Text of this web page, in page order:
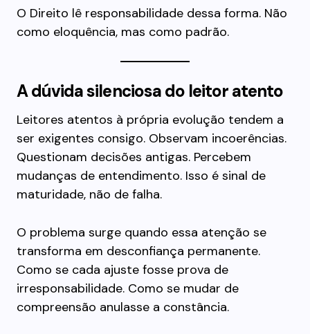
O Direito lê responsabilidade dessa forma. Não
como eloquência, mas como padrão.
A dúvida silenciosa do leitor atento
Leitores atentos à própria evolução tendem a
ser exigentes consigo. Observam incoerências.
Questionam decisões antigas. Percebem
mudanças de entendimento. Isso é sinal de
maturidade, não de falha.
O problema surge quando essa atenção se
transforma em desconfiança permanente.
Como se cada ajuste fosse prova de
irresponsabilidade. Como se mudar de
compreensão anulasse a constância.